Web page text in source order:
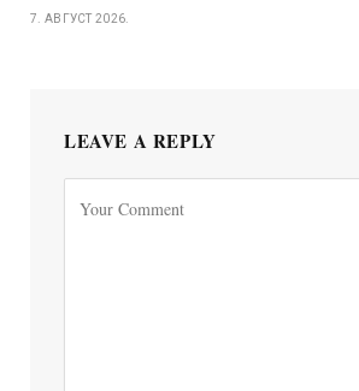
7. АВГУСТ 2026.
LEAVE A REPLY